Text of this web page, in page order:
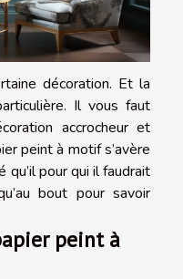
décoration. Et la
Il vous faut
accrocheur et
peint à motif s’avère
qu’il pour qui il faudrait
bout pour savoir
peint à